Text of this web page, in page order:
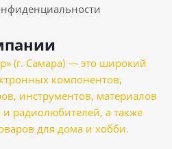
(г. Самара) — это широкий
компонентов,
инструментов, материалов
радиолюбителей, а также
для дома и хобби.